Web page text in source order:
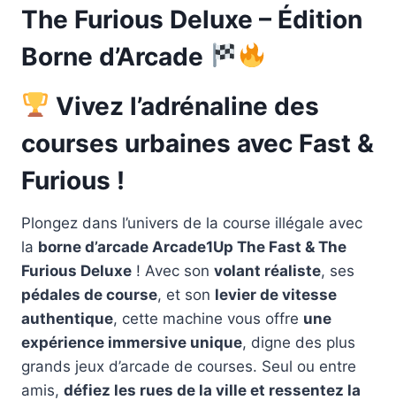
The Furious Deluxe – Édition
Borne d’Arcade
Vivez l’adrénaline des
courses urbaines avec Fast &
Furious !
Plongez dans l’univers de la course illégale avec
la borne d’arcade Arcade1Up The Fast & The
Furious Deluxe ! Avec son volant réaliste, ses
pédales de course, et son levier de vitesse
authentique, cette machine vous offre une
expérience immersive unique, digne des plus
grands jeux d’arcade de courses. Seul ou entre
amis, défiez les rues de la ville et ressentez la